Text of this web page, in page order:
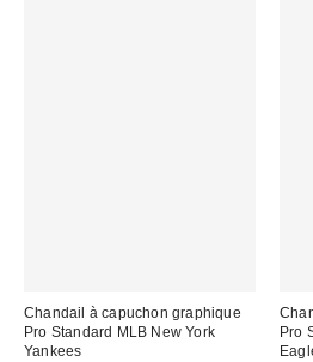
Chandail à capuchon graphique
Pro Standard MLB New York
Yankees
Pro